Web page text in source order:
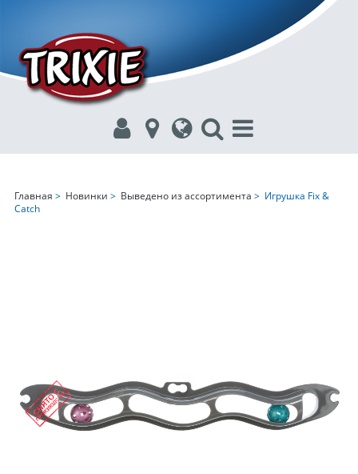
Главная > Новинки > Выведено из ассортимента > Игрушка Fix &
Catch